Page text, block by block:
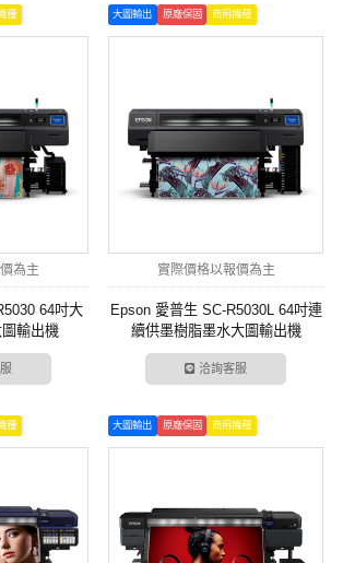
種
為主
64吋大
輸出機
大圖輸出 原廠保固 商用機種
實際價格以報價為主
Epson 愛普生 SC-R5030L 64吋連
續供墨樹脂墨水大圖輸出機
洽詢客服
種 大圖輸出 原廠保固 商用機種